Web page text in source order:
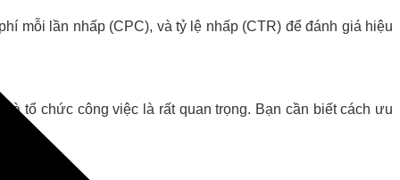
mỗi lần nhấp (CPC), và tỷ lệ nhấp (CTR) để đánh giá hiệu
tổ chức công việc là rất quan trọng. Bạn cần biết cách ưu